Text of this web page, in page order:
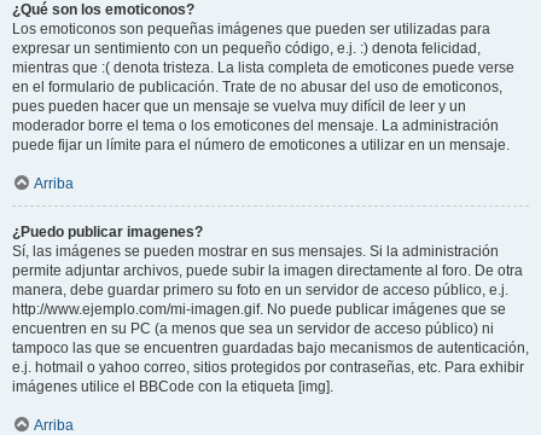
¿Qué son los emoticonos?
Los emoticonos son pequeñas imágenes que pueden ser utilizadas para
expresar un sentimiento con un pequeño código, e.j. :) denota felicidad,
mientras que :( denota tristeza. La lista completa de emoticones puede verse
en el formulario de publicación. Trate de no abusar del uso de emoticonos,
pues pueden hacer que un mensaje se vuelva muy difícil de leer y un
moderador borre el tema o los emoticones del mensaje. La administración
puede fijar un límite para el número de emoticones a utilizar en un mensaje.
Arriba
¿Puedo publicar imagenes?
Sí, las imágenes se pueden mostrar en sus mensajes. Si la administración
permite adjuntar archivos, puede subir la imagen directamente al foro. De otra
manera, debe guardar primero su foto en un servidor de acceso público, e.j.
http://www.ejemplo.com/mi-imagen.gif. No puede publicar imágenes que se
encuentren en su PC (a menos que sea un servidor de acceso público) ni
tampoco las que se encuentren guardadas bajo mecanismos de autenticación,
e.j. hotmail o yahoo correo, sitios protegidos por contraseñas, etc. Para exhibir
imágenes utilice el BBCode con la etiqueta [img].
Arriba